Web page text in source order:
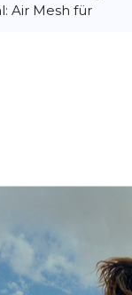
Air Mesh für
ein innovativer
maximale